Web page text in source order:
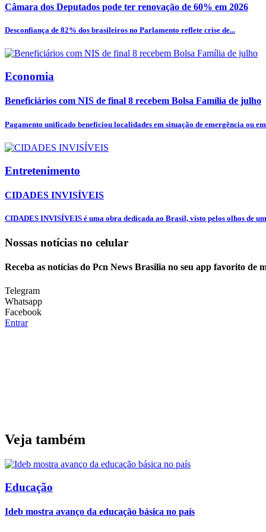
Câmara dos Deputados pode ter renovação de 60% em 2026
Desconfiança de 82% dos brasileiros no Parlamento reflete crise de...
Economia
Beneficiários com NIS de final 8 recebem Bolsa Família de julho
Pagamento unificado beneficiou localidades em situação de emergência ou em
Entretenimento
CIDADES INVISÍVEIS
CIDADES INVISÍVEIS é uma obra dedicada ao Brasil, visto pelos olhos de
Nossas notícias no celular
Receba as notícias do Pcn News Brasilia no seu app favorito de
Telegram
Whatsapp
Facebook
Entrar
Veja também
Educação
Ideb mostra avanço da educação básica no país